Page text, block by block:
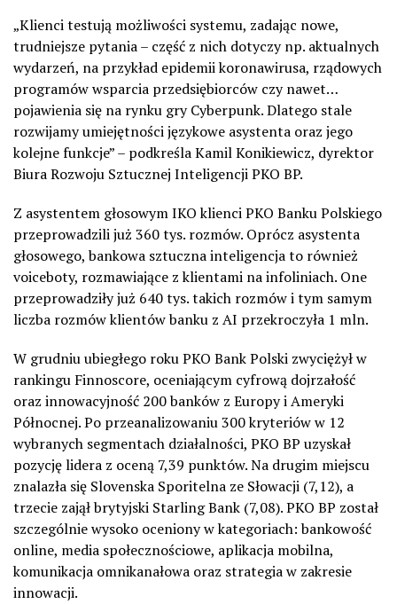
„Klienci testują możliwości systemu, zadając nowe,
trudniejsze pytania – część z nich dotyczy np. aktualnych
wydarzeń, na przykład epidemii koronawirusa, rządowych
programów wsparcia przedsiębiorców czy nawet…
pojawienia się na rynku gry Cyberpunk. Dlatego stale
rozwijamy umiejętności językowe asystenta oraz jego
kolejne funkcje” – podkreśla Kamil Konikiewicz, dyrektor
Biura Rozwoju Sztucznej Inteligencji PKO BP.
Z asystentem głosowym IKO klienci PKO Banku Polskiego
przeprowadzili już 360 tys. rozmów. Oprócz asystenta
głosowego, bankowa sztuczna inteligencja to również
voiceboty, rozmawiające z klientami na infoliniach. One
przeprowadziły już 640 tys. takich rozmów i tym samym
liczba rozmów klientów banku z AI przekroczyła 1 mln.
W grudniu ubiegłego roku PKO Bank Polski zwyciężył w
rankingu Finnoscore, oceniającym cyfrową dojrzałość
oraz innowacyjność 200 banków z Europy i Ameryki
Północnej. Po przeanalizowaniu 300 kryteriów w 12
wybranych segmentach działalności, PKO BP uzyskał
pozycję lidera z oceną 7,39 punktów. Na drugim miejscu
znalazła się Slovenska Sporitelna ze Słowacji (7,12), a
trzecie zajął brytyjski Starling Bank (7,08). PKO BP został
szczególnie wysoko oceniony w kategoriach: bankowość
online, media społecznościowe, aplikacja mobilna,
komunikacja omnikanałowa oraz strategia w zakresie
innowacji.